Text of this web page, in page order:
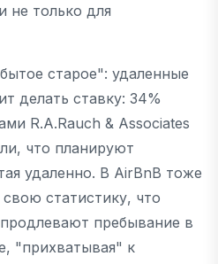
не только для
старое": удаленные
делать ставку: 34%
R.A.Rauch & Associates
что планируют
удаленно. В AirBnB тоже
статистику, что
пребывание в
"прихватывая" к